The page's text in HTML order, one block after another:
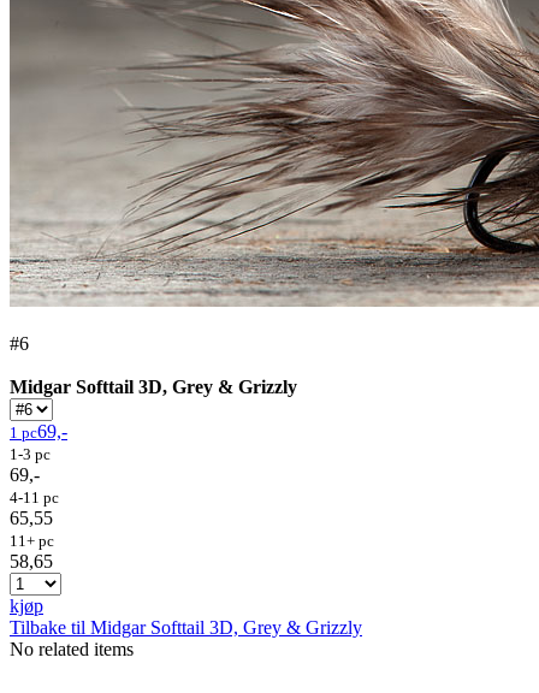
#6
Midgar Softtail 3D, Grey & Grizzly
1 pc69,-
1-3 pc
69,-
4-11 pc
65,55
11+ pc
58,65
kjøp
Tilbake til Midgar Softtail 3D, Grey & Grizzly
No related items